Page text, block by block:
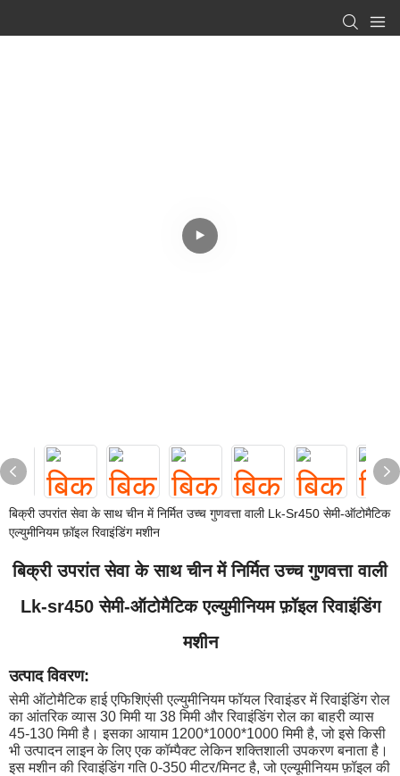
बिक्री उपरांत सेवा के साथ चीन में निर्मित उच्च गुणवत्ता वाली Lk-Sr450 सेमी-ऑटोमैटिक
एल्युमीनियम फ़ॉइल रिवाइंडिंग मशीन
बिक्री उपरांत सेवा के साथ चीन में निर्मित उच्च गुणवत्ता वाली
Lk-sr450 सेमी-ऑटोमैटिक एल्युमीनियम फ़ॉइल रिवाइंडिंग
मशीन
उत्पाद विवरण:
सेमी ऑटोमैटिक हाई एफिशिएंसी एल्युमीनियम फॉयल रिवाइंडर में रिवाइंडिंग रोल
का आंतरिक व्यास 30 मिमी या 38 मिमी और रिवाइंडिंग रोल का बाहरी व्यास
45-130 मिमी है। इसका आयाम 1200*1000*1000 मिमी है, जो इसे किसी
भी उत्पादन लाइन के लिए एक कॉम्पैक्ट लेकिन शक्तिशाली उपकरण बनाता है।
इस मशीन की रिवाइंडिंग गति 0-350 मीटर/मिनट है, जो एल्यूमीनियम फ़ॉइल की